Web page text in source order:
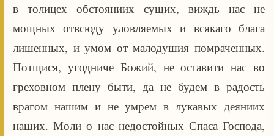
в толицех обстояниих сущих, виждь нас не
мощных отвсюду уловляемых и всякаго блага
лишенных, и умом от малодушия помраченных.
Потщися, угодниче Божий, не оставити нас во
греховном плену быти, да не будем в радость
врагом нашим и не умрем в лукавых деяниих
наших. Моли о нас недостойных Спаса Господа,